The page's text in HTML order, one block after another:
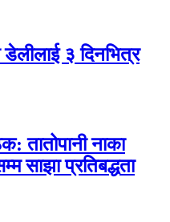
३ दिनभित्र
तातोपानी नाका
साझा प्रतिबद्धता